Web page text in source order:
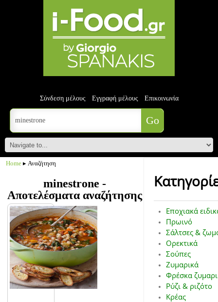
Σύνδεση μέλους Εγγραφή μέλους Επικοινωνία
Home ▸ Αναζήτηση
minestrone -
Αποτελέσματα αναζήτησης
Εποχιακά
Πρωινό
Σάλτσες &
Ορεκτικά
Σούπες
Ζυμαρικά
Φρέσκα
Ρύζι & ριζότο
Κρέας